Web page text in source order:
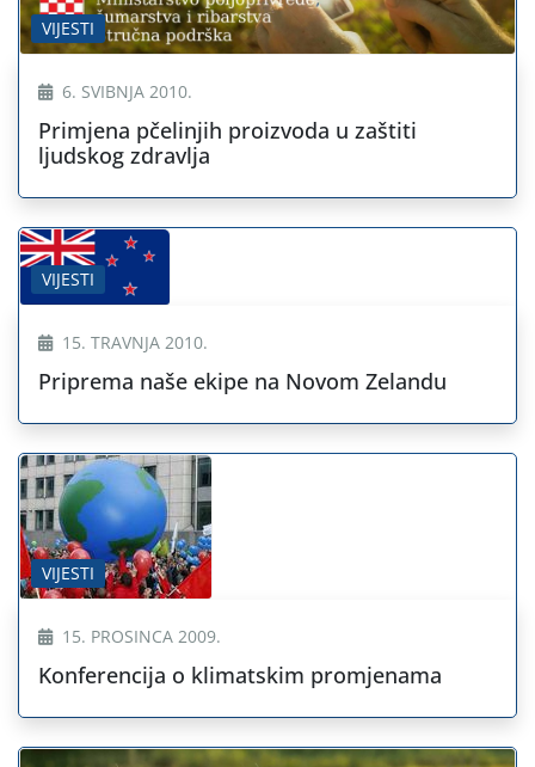
VIJESTI
6. SVIBNJA 2010.
Primjena pčelinjih proizvoda u zaštiti
ljudskog zdravlja
VIJESTI
15. TRAVNJA 2010.
Priprema naše ekipe na Novom Zelandu
VIJESTI
15. PROSINCA 2009.
Konferencija o klimatskim promjenama